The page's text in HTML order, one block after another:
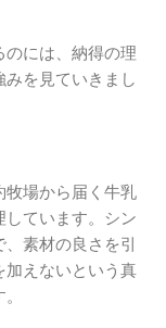
のには、納得の理
を見ていきまし
牧場から届く牛乳
しています。シン
素材の良さを引
加えないという真